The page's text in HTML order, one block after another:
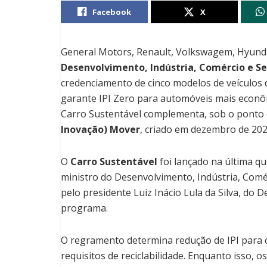
Facebook X
General Motors, Renault, Volkswagem,
Desenvolvimento, Indústria, Comércio e
credenciamento de cinco modelos de
garante IPI Zero para automóveis mais
Carro Sustentável complementa, sob o
Inovação) Mover, criado em dezembro de
O Carro Sustentável foi lançado na última
ministro do Desenvolvimento, Indústria,
pelo presidente Luiz Inácio Lula da Silva, do
programa.
O regramento determina redução de IPI
requisitos de reciclabilidade. Enquanto isso,